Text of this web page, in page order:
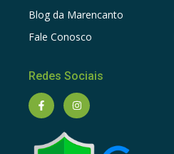
Blog da Marencanto
Fale Conosco
Redes Sociais